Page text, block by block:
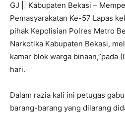
GJ || Kabupaten Bekasi –
Pemasyarakatan Ke-57 Lapas
pihak Kepolisian Polres Metro
Narkotika Kabupaten Bekasi,
kamar blok warga binaan,”pada
hari.
Dalam razia kali ini petugas
barang-barang yang dilarang